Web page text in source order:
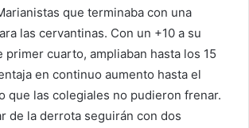
que terminaba con una
las cervantinas. Con un +10 a su
primer cuarto, ampliaban hasta los 15
en continuo aumento hasta el
que las colegiales no pudieron frenar.
de la derrota seguirán con dos